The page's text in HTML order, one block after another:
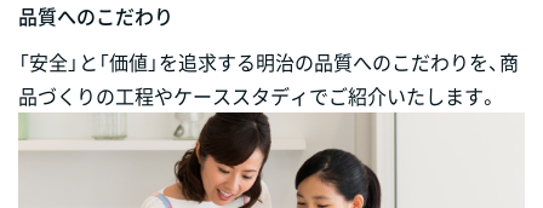
品質へのこだわり
「安全」と「価値」を追求する明治の品質へのこだわりを、商
品づくりの工程やケーススタディでご紹介いたします。